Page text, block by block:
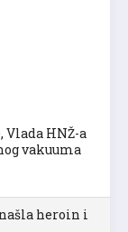
Vlada HNŽ-a
vakuuma
heroin i